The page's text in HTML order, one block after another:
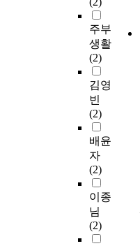
주부
생활
(2)
김영
빈
(2)
배윤
자
(2)
이종
님
(2)